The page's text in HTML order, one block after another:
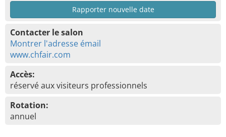
Rapporter nouvelle date
Contacter le salon
Montrer l'adresse émail
www.chfair.com
Accès:
réservé aux visiteurs professionnels
Rotation:
annuel